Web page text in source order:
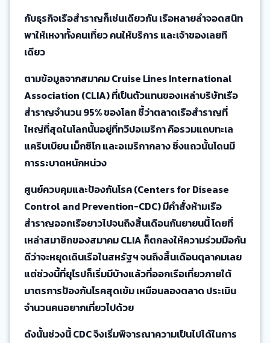
กับธุรกิจเรือสำราญก็เช่นเดียวกัน เรือหลายลำจอดสนิท
พาให้เหงาทั้งคนเที่ยว คนให้บริการ และเจ้าของเลยที
เดียว
ตามข้อมูลจากสมาคม Cruise Lines International
Association (CLIA) ที่เป็นตัวแทนของเหล่าบริษัทเรือ
สำราญจำนวน 95% ของโลก ชี้ว่าตลาดเรือสำราญที่
ใหญ่ที่สุดในโลกนั้นอยู่ที่ทวีปอเมริกา คือรวมแถบทะเล
แคริบเบียน เม็กซิโก และอเมริกากลาง ซึ่งแถวนั้นโดนมี
การระบาดหนักหน่วง
ศูนย์ควบคุมและป้องกันโรค (Centers for Disease
Control and Prevention-CDC) มีคำสั่งห้ามเรือ
สำราญออกเรือยาวไปจนถึงสิ้นเดือนกันยายนนี้ โดยที่
เหล่าสมาชิกของสมาคม CLIA ก็ตกลงให้ความร่วมมือกัน
ดีว่าจะหยุดเดินเรือในสหรัฐฯ จนถึงสิ้นเดือนตุลาคมเลย
แต่ช่วงนี้ที่ยุโรปก็เริ่มมีบ้างแล้วที่ออกเรือเที่ยวภายใต้
มาตรการป้องกันโรคสุดเข้ม เหมือนลองตลาด ประเมิน
จำนวนคนอยากเที่ยวไปด้วย
ดังนั้นช่วงนี้ CDC จึงเริ่มพิจารณาความเป็นไปได้ในการ